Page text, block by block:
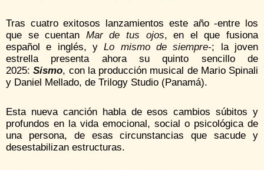
Tras cuatro exitosos lanzamientos este año -entre los
que se cuentan Mar de tus ojos, en el que fusiona
español e inglés, yLo mismo de siempre-; la joven
estrella presenta ahora su quinto sencillo de
2025:Sismo, con la producción musical de Mario Spinali
y Daniel Mellado, de Trilogy Studio (Panamá).
Esta nueva canción habla de esos cambios súbitos y
profundos en la vida emocional, social o psicológica de
una persona, de esas circunstancias que sacude y
desestabilizan estructuras.